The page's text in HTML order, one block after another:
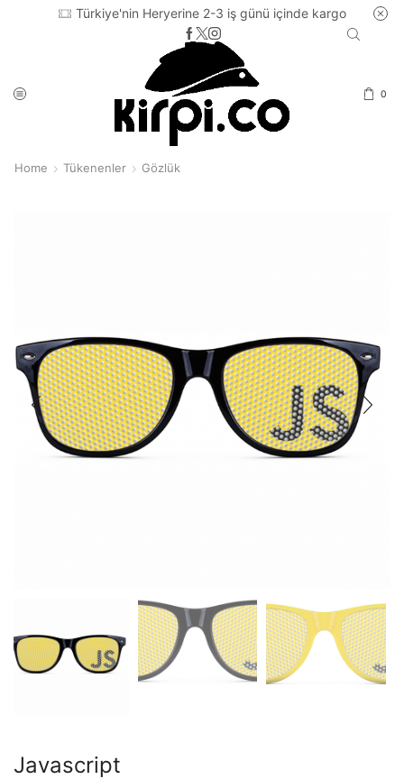
Türkiye'nin Heryerine 2-3 iş günü içinde kargo
0
Home Tükenenler Gözlük
Javascript